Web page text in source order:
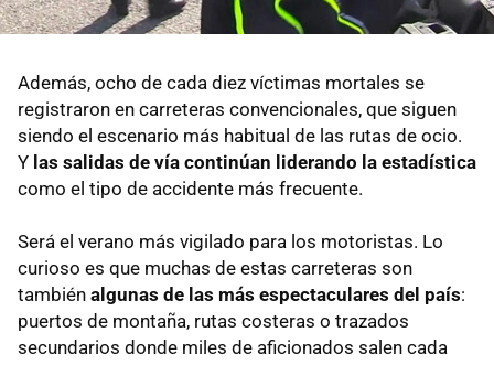
Además, ocho de cada diez víctimas mortales se
registraron en carreteras convencionales, que siguen
siendo el escenario más habitual de las rutas de ocio.
Y las salidas de vía continúan liderando la estadística
como el tipo de accidente más frecuente.
Será el verano más vigilado para los motoristas. Lo
curioso es que muchas de estas carreteras son
también algunas de las más espectaculares del país:
puertos de montaña, rutas costeras o trazados
secundarios donde miles de aficionados salen cada